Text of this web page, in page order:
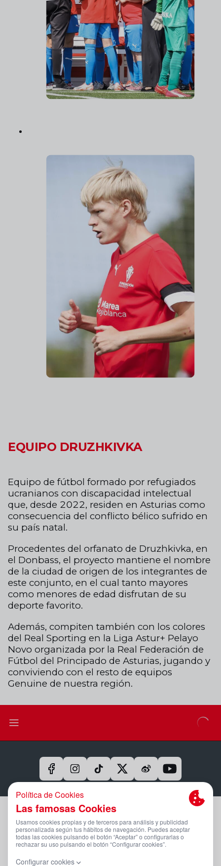
EQUIPO DRUZHKIVKA
Equipo de fútbol formado por refugiados
ucranianos con discapacidad intelectual
que, desde 2022, residen en Asturias como
consecuencia del conflicto bélico sufrido en
su país natal.
Procedentes del orfanato de Druzhkivka, en
el Donbass, el proyecto mantiene el nombre
de la ciudad de origen de los integrantes de
este conjunto, en el cual tanto mayores
como menores de edad disfrutan de su
deporte favorito.
Además, compiten también con los colores
del Real Sporting en la Liga Astur+ Pelayo
Novo organizada por la Real Federación de
Fútbol del Principado de Asturias, jugando y
conviviendo con el resto de equipos
Genuine de nuestra región.
Aviso Legal Y Condiciones De Uso
Política De Privacidad
Compromiso Con La Protección De Datos Personales